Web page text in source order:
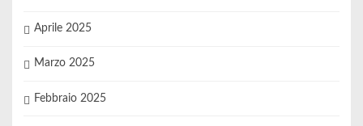
Aprile 2025
Marzo 2025
Febbraio 2025